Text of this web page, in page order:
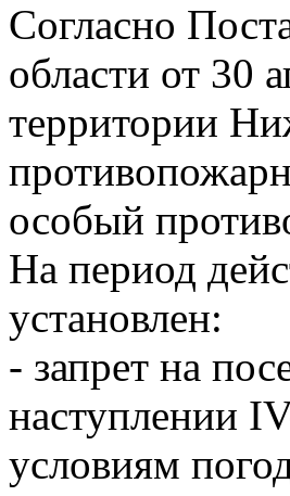
Согласно
области от 30
территории
особый
На период
установлен:
- запрет на
наступлении
условиям